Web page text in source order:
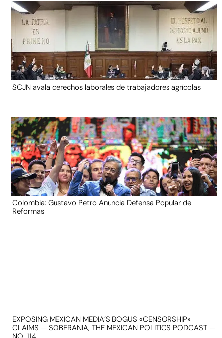
SCJN avala derechos laborales de trabajadores agrícolas
Colombia: Gustavo Petro Anuncia Defensa Popular de
Reformas
EXPOSING MEXICAN MEDIA’S BOGUS «CENSORSHIP»
CLAIMS — SOBERANIA, THE MEXICAN POLITICS PODCAST —
NO. 114